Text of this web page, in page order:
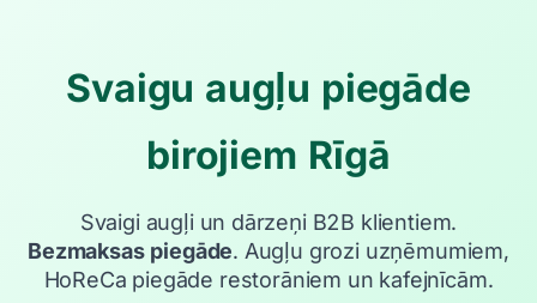
Svaigu augļu piegāde
birojiem Rīgā
Svaigi augļi un dārzeņi B2B klientiem.
Bezmaksas piegāde. Augļu grozi uzņēmumiem,
HoReCa piegāde restorāniem un kafejnīcām.